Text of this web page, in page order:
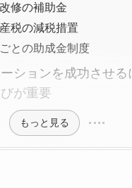
修の補助金
税の減税措置
との助成金制度
ションを成功させる
が重要
もっと見る